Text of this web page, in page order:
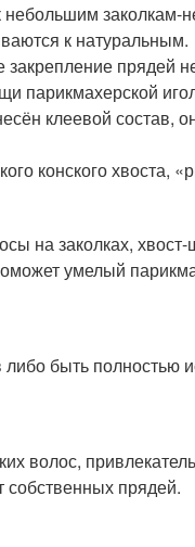
заколкам-
к натуральным.
прядей
парикмахерской
клеевой состав,
конского хвоста,
на заколках,
умелый
либо быть полностью
волос,
собственных прядей.